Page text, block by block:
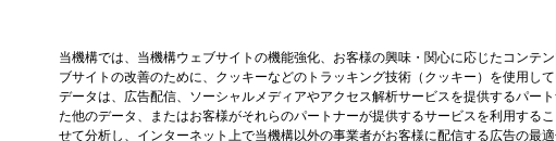
当機構では、当機構ウェブサイトの機能強化、お客様の興味・関心に応じたコンテ
ブサイトの改善のために、クッキーなどのトラッキング技術（クッキー）を使用し
データは、広告配信、ソーシャルメディアやアクセス解析サービスを提供するパー
た他のデータ、またはお客様がそれらのパートナーが提供するサービスを利用する
せて分析し、インターネット上で当機構以外の事業者がお客様に配信する広告の最